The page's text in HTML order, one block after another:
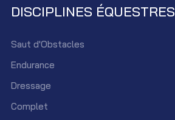
DISCIPLINES ÉQUESTRES
Saut d'Obstacles
Endurance
Dressage
Complet